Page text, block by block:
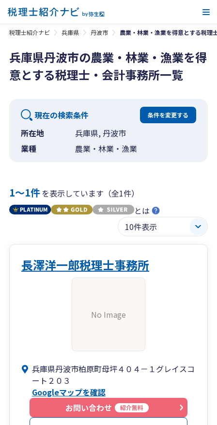
税理士紹介ナビ 兵庫県 丹波市 農業・林業・漁業を得意とする税理
兵庫県丹波市の農業・林業・漁業を得
意とする税理士・会計事務所一覧
現在の検索条件 条件を変更する
所在地
兵庫県, 丹波市
業種
農業・林業・漁業
1〜1件を表示しています（全1件）
とは
長澤洋一郎税理士事務所
No Image
兵庫県丹波市柏原町母坪４０４－１グレイスコ
ート２０３
Googleマップを確認
お問い合わせ
紹介無料